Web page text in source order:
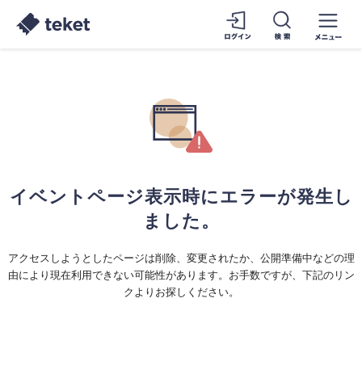
イベントページ表示時にエラーが発生し
ました。
アクセスしようとしたページは削除、変更されたか、公開準備中などの理
由により現在利用できない可能性があります。お手数ですが、下記のリン
クよりお探しください。